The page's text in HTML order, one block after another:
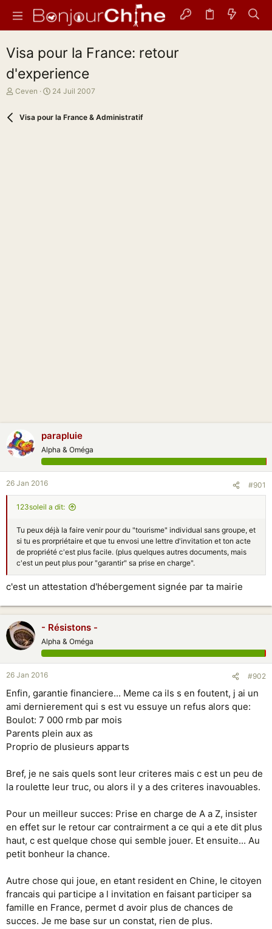
Visa pour la France: retour
d'experience
A
Ceven
D
24 Juil 2007
Visa pour la France & Administratif
parapluie
Alpha & Oméga
26 Jan 2016 #901
123soleil a dit:
Tu peux déjà la faire venir pour du "tourisme" individual sans groupe, et
si tu es prorpriétaire et que tu envosi une lettre d'invitation et ton acte
de propriété c'est plus facile. (plus quelques autres documents, mais
c'est un peut plus pour "garantir" sa prise en charge".
c'est un attestation d'hébergement signée par ta mairie
- Résistons -
Alpha & Oméga
26 Jan 2016 #902
Enfin, garantie financiere... Meme ca ils s en foutent, j ai un
ami dernierement qui s est vu essuye un refus alors que:
Boulot: 7 000 rmb par mois
Parents plein aux as
Proprio de plusieurs apparts
Bref, je ne sais quels sont leur criteres mais c est un peu de
la roulette leur truc, ou alors il y a des criteres inavouables.
Pour un meilleur succes: Prise en charge de A a Z, insister
en effet sur le retour car contrairment a ce qui a ete dit plus
haut, c est quelque chose qui semble jouer. Et ensuite... Au
petit bonheur la chance.
Autre chose qui joue, en etant resident en Chine, le citoyen
francais qui participe a l invitation en faisant participer sa
famille en France, permet d avoir plus de chances de
succes. Je me base sur un constat, rien de plus.